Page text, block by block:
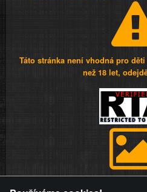
Táto stránka není vhodná pro
než 18 let,